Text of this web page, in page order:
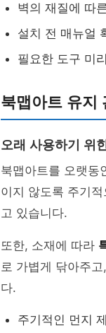
벽의 재질에 따
설치 전 매뉴얼
필요한 도구 미
북맵아트 유지
오래 사용하기 위
북맵아트를 오랫동
이지 않도록 주기
고 있습니다.
또한, 소재에 따라
로 가볍게 닦아주
다.
주기적인 먼지